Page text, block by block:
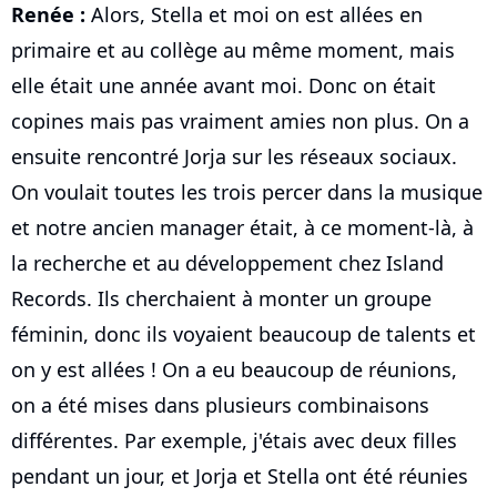
Renée : Alors, Stella et moi on est allées en
primaire et au collège au même moment, mais
elle était une année avant moi. Donc on était
copines mais pas vraiment amies non plus. On a
ensuite rencontré Jorja sur les réseaux sociaux.
On voulait toutes les trois percer dans la musique
et notre ancien manager était, à ce moment-là, à
la recherche et au développement chez Island
Records. Ils cherchaient à monter un groupe
féminin, donc ils voyaient beaucoup de talents et
on y est allées ! On a eu beaucoup de réunions,
on a été mises dans plusieurs combinaisons
différentes. Par exemple, j'étais avec deux filles
pendant un jour, et Jorja et Stella ont été réunies